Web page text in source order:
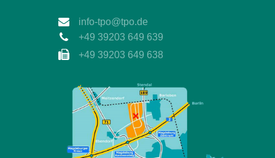
info-tpo@tpo.de
+49 39203 649 639
+49 39203 649 638